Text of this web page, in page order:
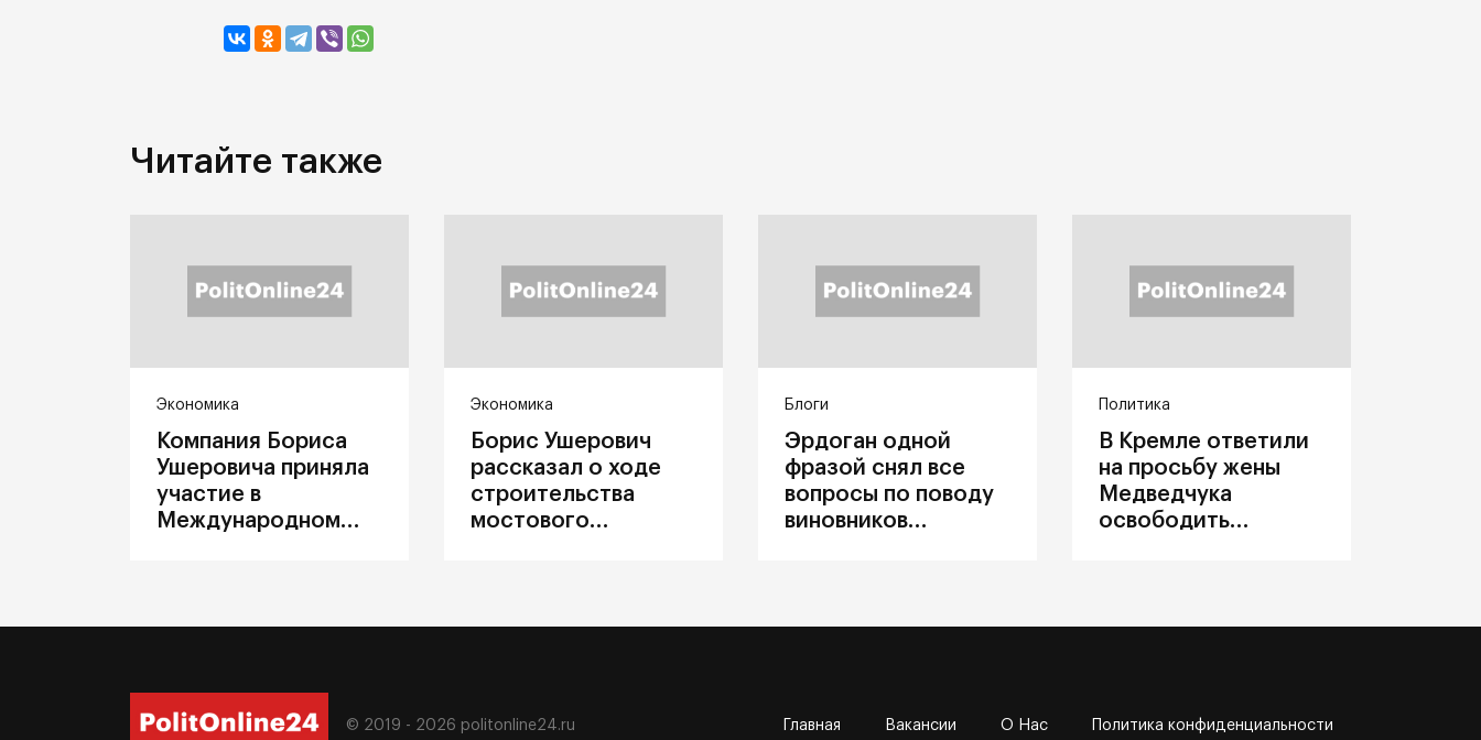
Читайте также
Экономика
Компания Бориса
Ушеровича приняла
участие в
Международном
Экономика
Борис Ушерович
рассказал о ходе
строительства
мостового
Блоги
Эрдоган одной
фразой снял все
вопросы по поводу
виновников
Политика
В Кремле ответили
на просьбу жены
Медведчука
освободить
© 2019 - 2026 politonline24.ru Главная Вакансии О Нас Политика конфиденциальности